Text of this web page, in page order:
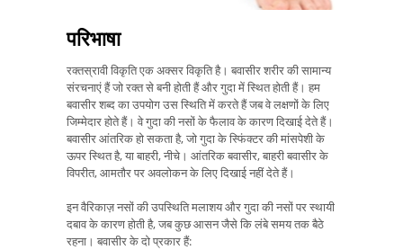
परिभाषा
रक्तस्रावी विकृति एक अक्सर विकृति है। बवासीर शरीर की सामान्य
संरचनाएं हैं जो रक्त से बनी होती हैं और गुदा में स्थित होती हैं। हम
बवासीर शब्द का उपयोग उस स्थिति में करते हैं जब वे लक्षणों के लिए
जिम्मेदार होते हैं। वे गुदा की नसों के फैलाव के कारण दिखाई देते हैं।
बवासीर आंतरिक हो सकता है, जो गुदा के स्फिंक्टर की मांसपेशी के
ऊपर स्थित है, या बाहरी, नीचे। आंतरिक बवासीर, बाहरी बवासीर के
विपरीत, आमतौर पर अवलोकन के लिए दिखाई नहीं देते हैं।
इन वैरिकाज़ नसों की उपस्थिति मलाशय और गुदा की नसों पर स्थायी
दबाव के कारण होती है, जब कुछ आसन जैसे कि लंबे समय तक बैठे
रहना। बवासीर के दो प्रकार हैं: